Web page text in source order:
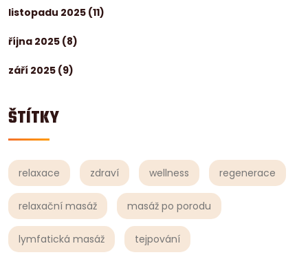
listopadu 2025 (11)
října 2025 (8)
září 2025 (9)
ŠTÍTKY
relaxace zdraví wellness regenerace
relaxační masáž masáž po porodu
lymfatická masáž tejpování